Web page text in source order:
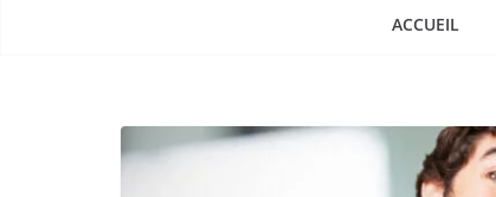
ACCUEIL